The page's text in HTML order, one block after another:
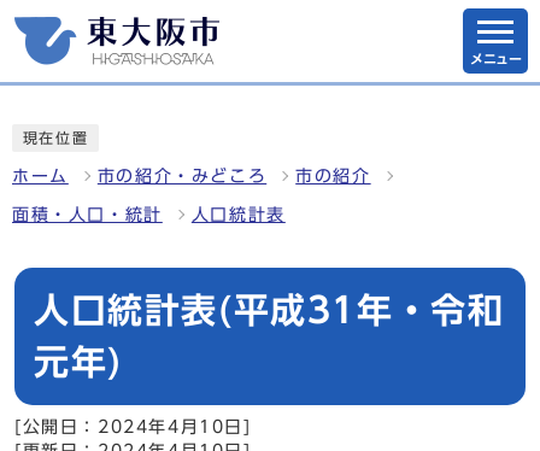
メニュー
現在位置
ホーム 市の紹介・みどころ 市の紹介
面積・人口・統計 人口統計表
人口統計表(平成31年・令和
元年)
[公開日：2024年4月10日]